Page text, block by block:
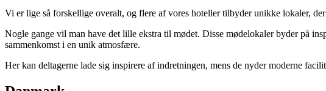
Vi er lige så forskellige overalt, og flere af vores hoteller tilbyder unikke lokaler,
Nogle gange vil man have det lille ekstra til mødet. Disse mødelokaler byder på
sammenkomst i en unik atmosfære.
Her kan deltagerne lade sig inspirere af indretningen, mens de nyder moderne